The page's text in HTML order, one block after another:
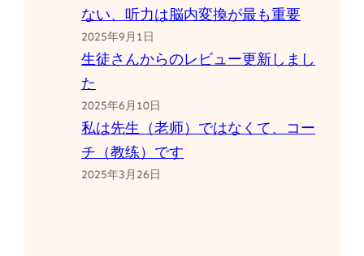
ない、听力は脳内変換が最も重要
2025年9月1日
生徒さんからのレビュー更新しまし
た
2025年6月10日
私は先生（老师）ではなくて、コー
チ（教练）です
2025年3月26日